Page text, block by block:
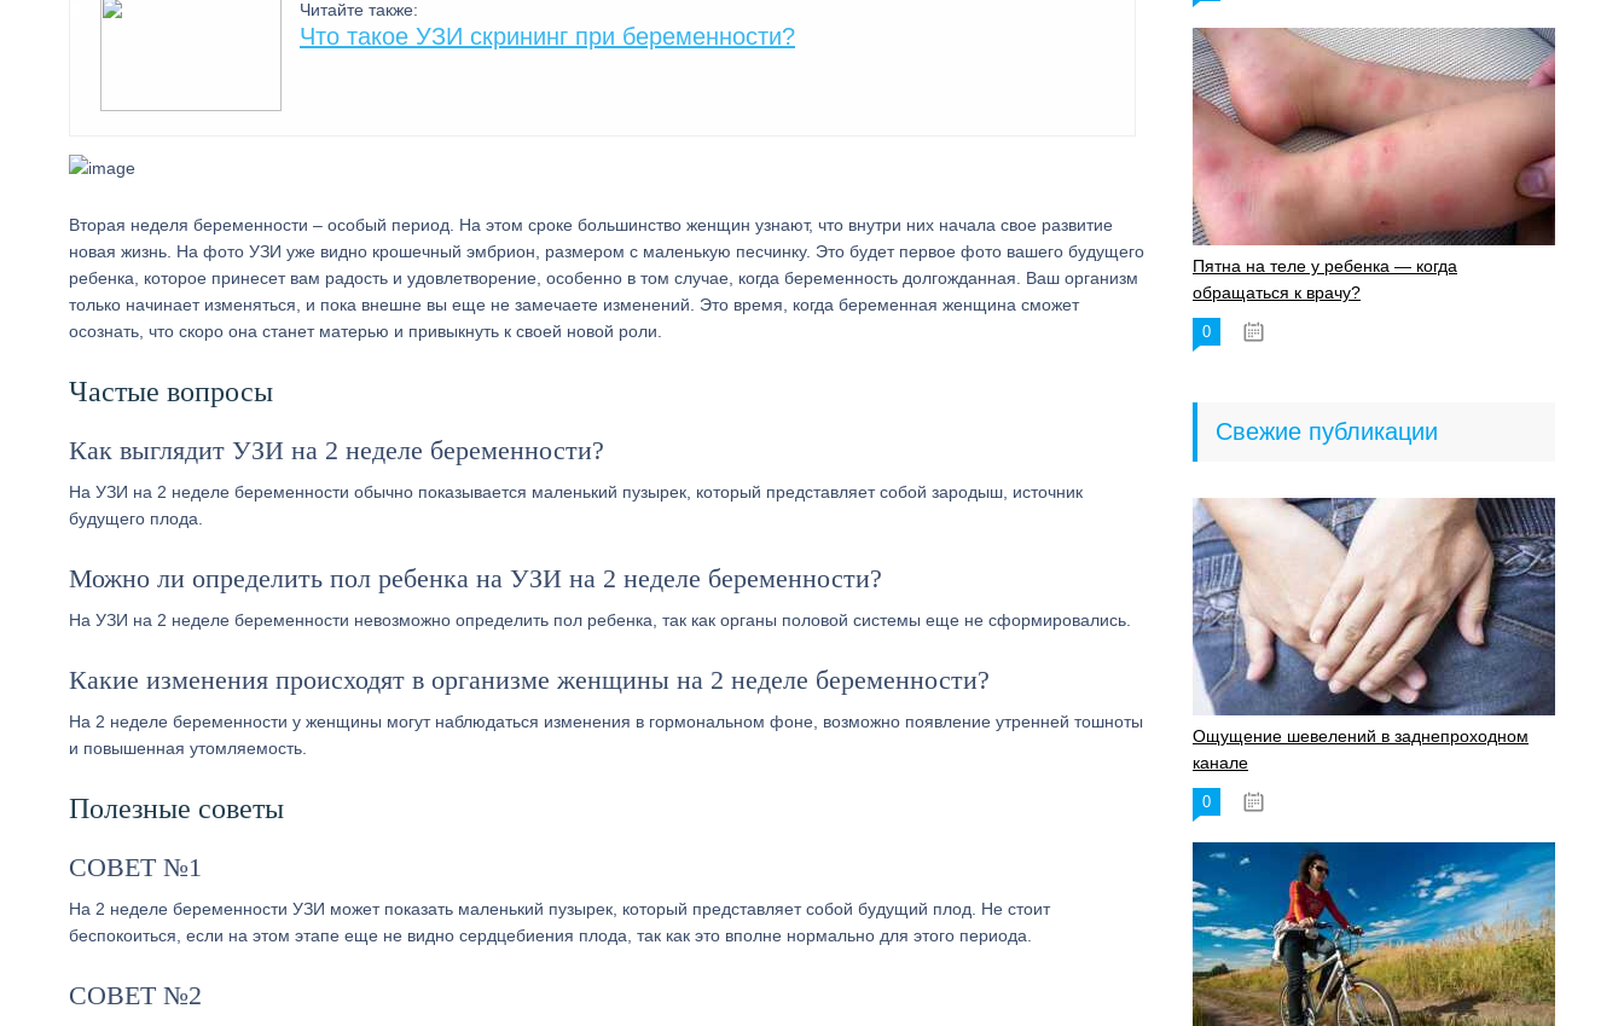
Читайте также:
Что такое УЗИ скрининг при беременности?
Вторая неделя беременности – особый период. На этом сроке большинство женщин узнают, что внутри них начала свое развитие
новая жизнь. На фото УЗИ уже видно крошечный эмбрион, размером с маленькую песчинку. Это будет первое фото вашего будущего
ребенка, которое принесет вам радость и удовлетворение, особенно в том случае, когда беременность долгожданная. Ваш организм
только начинает изменяться, и пока внешне вы еще не замечаете изменений. Это время, когда беременная женщина сможет
осознать, что скоро она станет матерью и привыкнуть к своей новой роли.
Частые вопросы
Как выглядит УЗИ на 2 неделе беременности?
На УЗИ на 2 неделе беременности обычно показывается маленький пузырек, который представляет собой зародыш, источник
будущего плода.
Можно ли определить пол ребенка на УЗИ на 2 неделе беременности?
На УЗИ на 2 неделе беременности невозможно определить пол ребенка, так как органы половой системы еще не сформировались.
Какие изменения происходят в организме женщины на 2 неделе беременности?
На 2 неделе беременности у женщины могут наблюдаться изменения в гормональном фоне, возможно появление утренней тошноты
и повышенная утомляемость.
Полезные советы
СОВЕТ №1
На 2 неделе беременности УЗИ может показать маленький пузырек, который представляет собой будущий плод. Не стоит
беспокоиться, если на этом этапе еще не видно сердцебиения плода, так как это вполне нормально для этого периода.
СОВЕТ №2
Пятна на теле у ребенка — когда
обращаться к врачу?
0
Свежие публикации
Ощущение шевелений в заднепроходном
канале
0